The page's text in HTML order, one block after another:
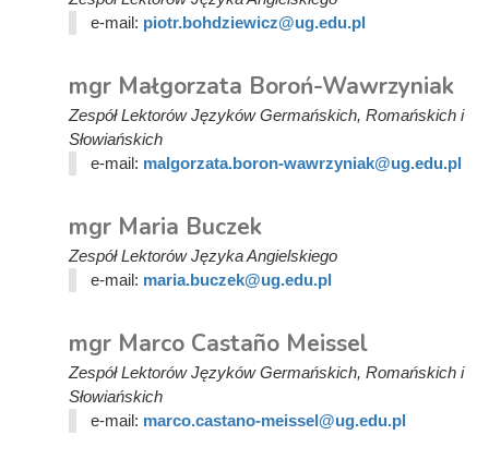
e-mail: piotr.bohdziewicz@ug.edu.pl
mgr Małgorzata Boroń-Wawrzyniak
Zespół Lektorów Języków Germańskich, Romańskich i
Słowiańskich
e-mail: malgorzata.boron-wawrzyniak@ug.edu.pl
mgr Maria Buczek
Zespół Lektorów Języka Angielskiego
e-mail: maria.buczek@ug.edu.pl
mgr Marco Castaño Meissel
Zespół Lektorów Języków Germańskich, Romańskich i
Słowiańskich
e-mail: marco.castano-meissel@ug.edu.pl